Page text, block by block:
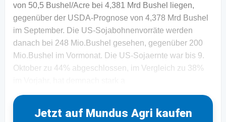
von 50,5 Bushel/Acre bei 4,381 Mrd Bushel liegen,
gegenüber der USDA-Prognose von 4,378 Mrd Bushel
im September. Die US-Sojabohnenvorräte werden
danach bei 248 Mio.Bushel gesehen, gegenüber 200
Mio.Bushel im Vormonat. Die US-Sojaernte war bis 9.
Oktober zu 44% abgeschlossen, im Vergleich zu 38%
Jetzt auf Mundus Agri kaufen